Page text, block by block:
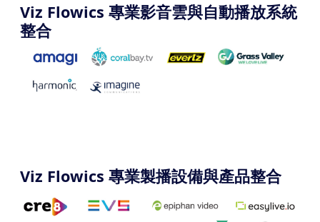
Viz Flowics 專業影音雲與自動播放系統
整合
Viz Flowics 專業製播設備與產品整合